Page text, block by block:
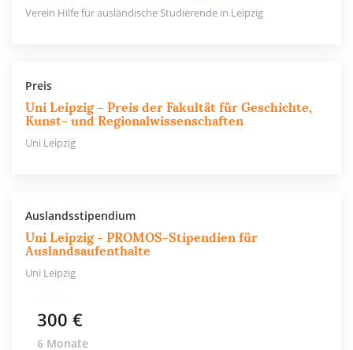
Verein Hilfe für ausländische Studierende in Leipzig
Preis
Uni Leipzig – Preis der Fakultät für Geschichte,
Kunst- und Regionalwissenschaften
Uni Leipzig
Auslandsstipendium
Uni Leipzig - PROMOS-Stipendien für
Auslandsaufenthalte
Uni Leipzig
300 €
6 Monate